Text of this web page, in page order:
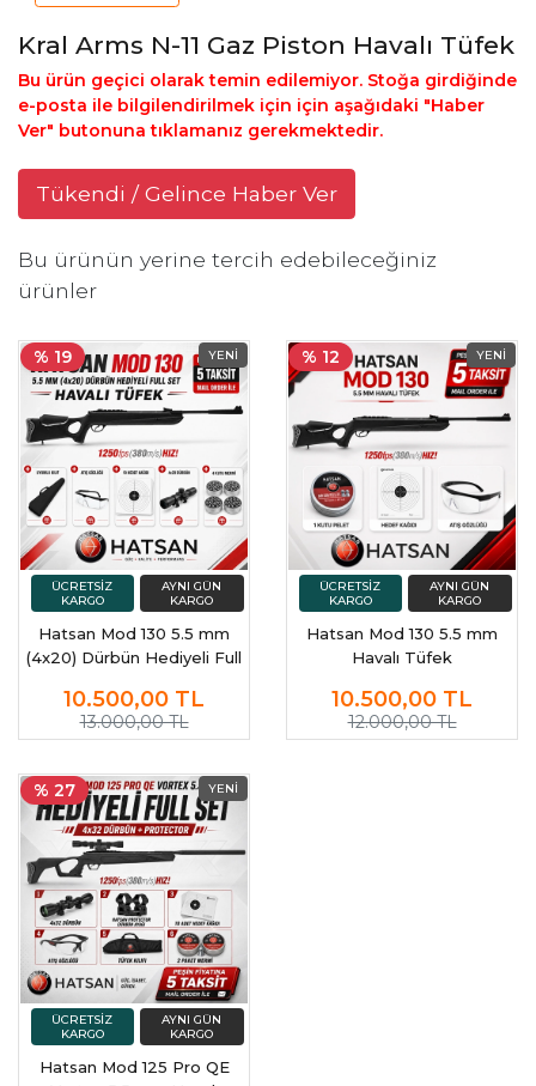
Kral Arms N-11 Gaz Piston Havalı Tüfek
Bu ürün geçici olarak temin edilemiyor. Stoğa girdiğinde
e-posta ile bilgilendirilmek için için aşağıdaki "Haber
Ver" butonuna tıklamanız gerekmektedir.
Tükendi / Gelince Haber Ver
Bu ürünün yerine tercih edebileceğiniz
ürünler
% 19
Hatsan Mod 130 5.5 mm
(4x20) Dürbün Hediyeli Full
10.500,00 TL
13.000,00 TL
% 12
Hatsan Mod 130 5.5 mm
Havalı Tüfek
10.500,00 TL
12.000,00 TL
% 27
Hatsan Mod 125 Pro QE